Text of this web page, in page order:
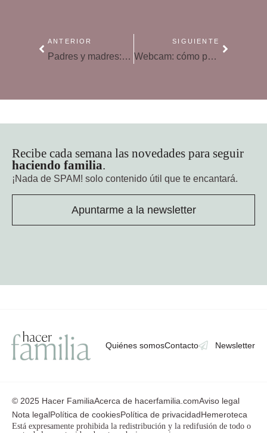
ANTERIOR
Padres y madres: herramientas para educar en tecnología
SIGUIENTE
Webcam: cómo proteger nuestra intimidad
Recibe cada semana las novedades para seguir
haciendo familia.
¡Nada de SPAM! solo contenido útil que te encantará.
Apuntarme a la newsletter
Quiénes somosContacto Newsletter
© 2025 Hacer FamiliaAcerca de hacerfamilia.comAviso legal
Nota legalPolítica de cookiesPolítica de privacidadHemeroteca
Está expresamente prohibida la redistribución y la redifusión de todo o